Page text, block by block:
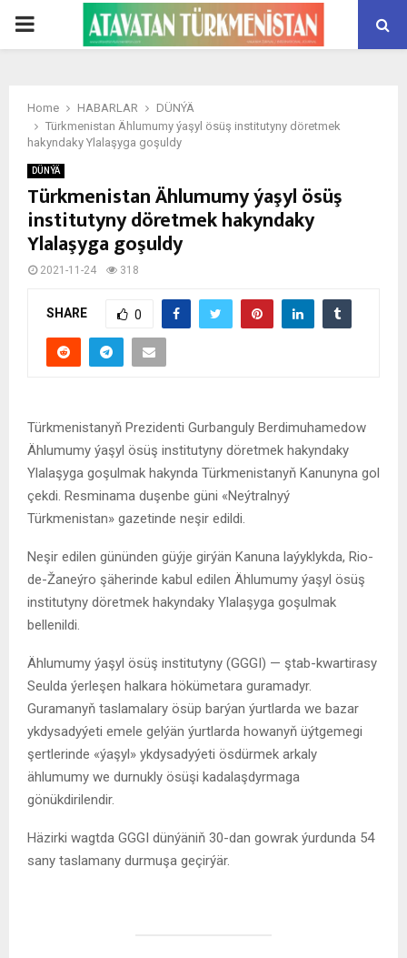
PRIMARY
Home HABARLAR
DÜNÝÄ
Türkmenistan Ählumumy ýaşyl ösüş institutyny döretmek
hakyndaky Ylalaşyga goşuldy
DÜNÝÄ
Türkmenistan Ählumumy ýaşyl ösüş
institutyny döretmek hakyndaky
Ylalaşyga goşuldy
2021-11-24 318
SHARE 0
Türkmenistanyň Prezidenti Gurbanguly Berdimuhamedow
Ählumumy ýaşyl ösüş institutyny döretmek hakyndaky
Ylalaşyga goşulmak hakynda Türkmenistanyň Kanunyna gol
çekdi. Resminama duşenbe güni «Neýtralnyý
Türkmenistan» gazetinde neşir edildi.
Neşir edilen gününden güýje girýän Kanuna laýyklykda, Rio-
de-Žaneýro şäherinde kabul edilen Ählumumy ýaşyl ösüş
institutyny döretmek hakyndaky Ylalaşyga goşulmak
bellenildi.
Ählumumy ýaşyl ösüş institutyny (GGGI) — ştab-kwartirasy
Seulda ýerleşen halkara hökümetara guramadyr.
Guramanyň taslamalary ösüp barýan ýurtlarda we bazar
ykdysadyýeti emele gelýän ýurtlarda howanyň üýtgemegi
şertlerinde «ýaşyl» ykdysadyýeti ösdürmek arkaly
ählumumy we durnukly ösüşi kadalaşdyrmaga
gönükdirilendir.
Häzirki wagtda GGGI dünýäniň 30-dan gowrak ýurdunda 54
sany taslamany durmuşa geçirýär.